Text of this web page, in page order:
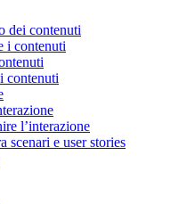
dei contenuti
i contenuti
contenuti
l’interazione
scenari e user stories